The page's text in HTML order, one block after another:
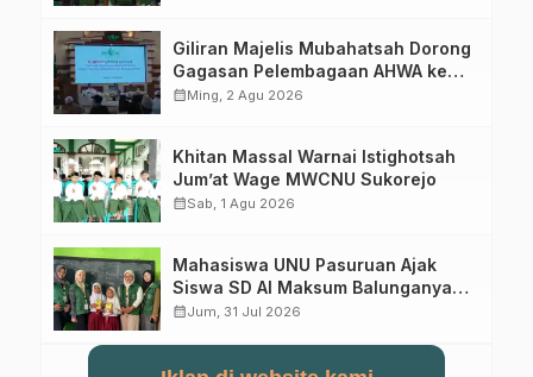
Giliran Majelis Mubahatsah Dorong
Gagasan Pelembagaan AHWA ke
Forum Muktamar Mendatang
calendar_monthMing, 2 Agu 2026
Khitan Massal Warnai Istighotsah
Jum’at Wage MWCNU Sukorejo
calendar_monthSab, 1 Agu 2026
Mahasiswa UNU Pasuruan Ajak
Siswa SD Al Maksum Balunganyar
Kuasai Penjumlahan Bersusun
calendar_monthJum, 31 Jul 2026